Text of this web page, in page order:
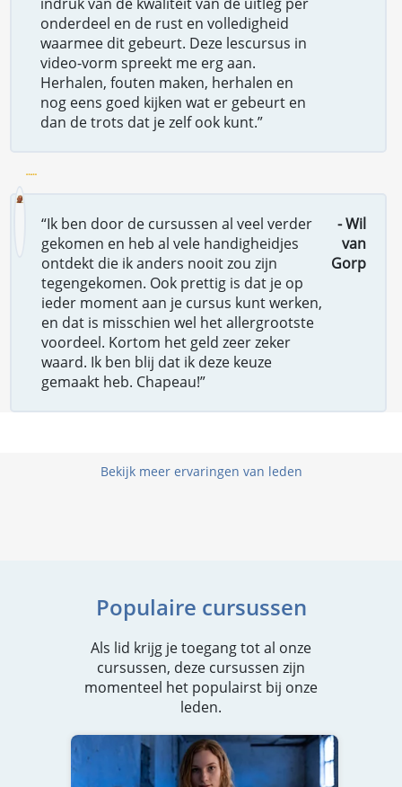
onderdeel en de rust en volledigheid
waarmee dit gebeurt. Deze lescursus in
video-vorm spreekt me erg aan.
Herhalen, fouten maken, herhalen en
nog eens goed kijken wat er gebeurt en
dan de trots dat je zelf ook kunt.”
“Ik ben door de cursussen al veel verder
gekomen en heb al vele handigheidjes
ontdekt die ik anders nooit zou zijn
tegengekomen. Ook prettig is dat je op
ieder moment aan je cursus kunt werken,
en dat is misschien wel het allergrootste
voordeel. Kortom het geld zeer zeker
waard. Ik ben blij dat ik deze keuze
gemaakt heb. Chapeau!”
- Wil
van
Gorp
Bekijk meer ervaringen van leden
Populaire cursussen
Als lid krijg je toegang tot al onze
cursussen, deze cursussen zijn
momenteel het populairst bij onze
leden.